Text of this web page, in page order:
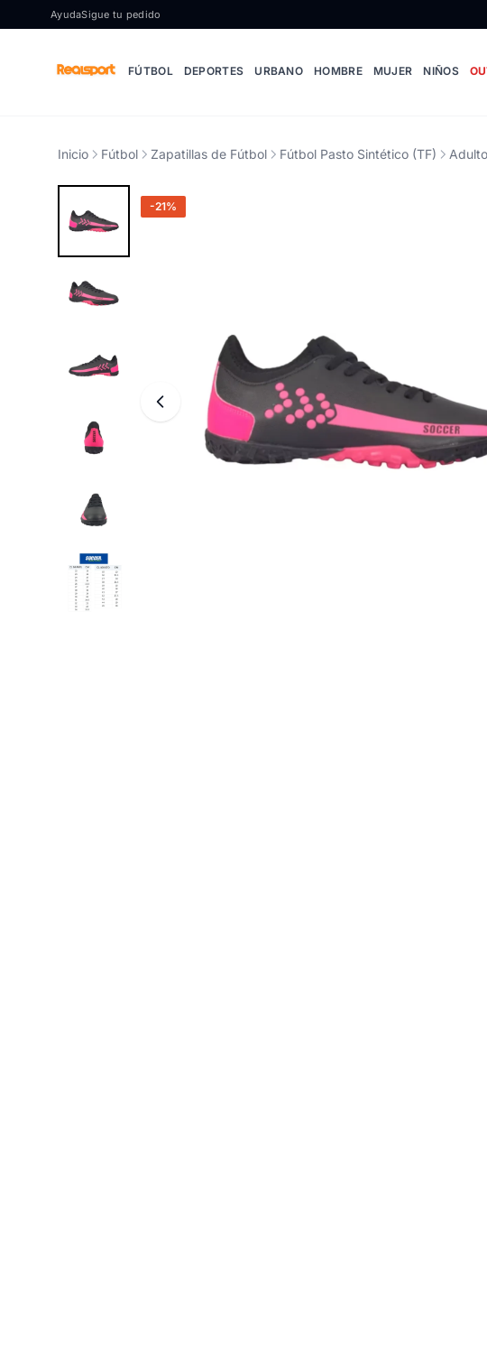
Ir al contenido
AyudaSigue tu pedido
FÚTBOL DEPORTES URBANO HOMBRE MUJER NIÑOS
Inicio Fútbol Zapatillas de Fútbol Fútbol Pasto Sintético (TF)
-21%